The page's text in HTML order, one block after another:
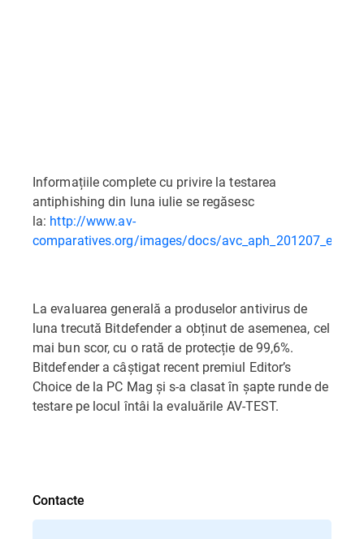
Informațiile complete cu privire la testarea
antiphishing din luna iulie se regăsesc
la: http://www.av-
comparatives.org/images/docs/avc_aph_201207_en.pdf
La evaluarea generală a produselor antivirus de
luna trecută Bitdefender a obținut de asemenea, cel
mai bun scor, cu o rată de protecție de 99,6%.
Bitdefender a câștigat recent premiul Editor’s
Choice de la PC Mag și s-a clasat în șapte runde de
testare pe locul întâi la evaluările AV-TEST.
Contacte